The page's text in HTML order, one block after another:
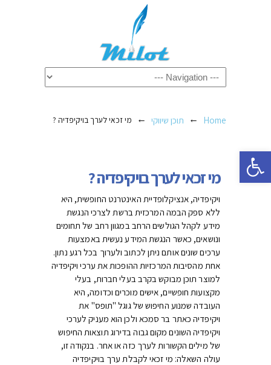
פתח סרגל נגישות
Home
← תוכן שיווקי ← מי זכאי לערך בויקיפדיה ?
מי זכאי לערך בויקיפדיה ?
ויקיפדיה, אנציקלופדיית האינטרנט החופשית, היא
ללא ספק הבמה המרכזית ברשת לצרכי הנגשת
מידע לקהל הגולשים הרחב במגוון רחב של תחומים
ונושאים, כאשר הנגשת המידע נעשית באמצעות
ערכים שונים אותם ניתן לכתוב ולערוך בכל רגע נתון.
אחת מהסיבות המרכזיות ההופכות את ערכי ויקיפדיה
למוצר תוכן מבוקש בקרב בעלי חברות, בעלי
מקצועות חופשיים, אישים מוכרים וכדומה, היא
העובדה שמנוע החיפוש של גוגל "תופס" את
ויקיפדיה כאתר בר סמכא ולכן הוא מעניק לערכי
ויקיפדיה השונים מקום גבוה בדירוג תוצאות החיפוש
של מילים הקשורות לערך כזה או אחר. בנקודה זו,
עולה השאלה: מי זכאי לקבלת ערך בויקיפדיה